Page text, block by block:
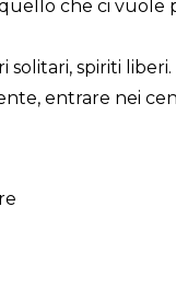
che ci
solitari, spiriti liberi.
entrare nei